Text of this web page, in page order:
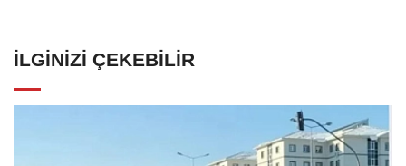
İLGINIZI ÇEKEBILIR